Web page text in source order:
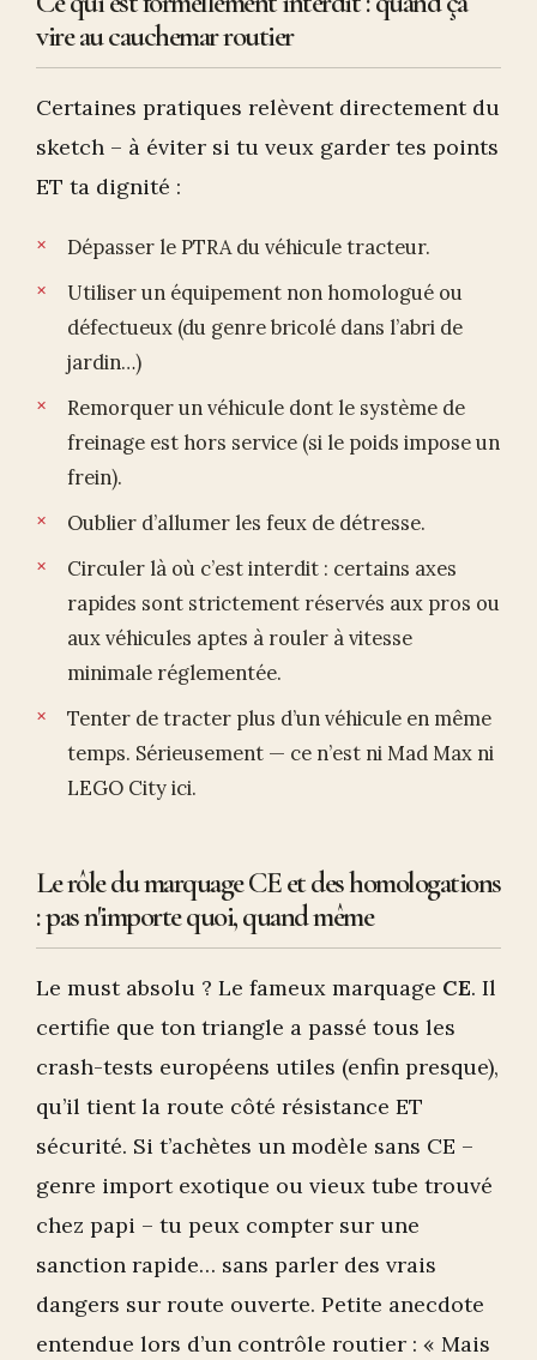
vire au cauchemar routier
Certaines pratiques relèvent directement du
sketch – à éviter si tu veux garder tes points
ET ta dignité :
Dépasser le PTRA du véhicule tracteur.
Utiliser un équipement non homologué ou
défectueux (du genre bricolé dans l’abri de
jardin…)
Remorquer un véhicule dont le système de
freinage est hors service (si le poids impose un
frein).
Oublier d’allumer les feux de détresse.
Circuler là où c’est interdit : certains axes
rapides sont strictement réservés aux pros ou
aux véhicules aptes à rouler à vitesse
minimale réglementée.
Tenter de tracter plus d’un véhicule en même
temps. Sérieusement — ce n’est ni Mad Max ni
LEGO City ici.
Le rôle du marquage CE et des homologations
: pas n'importe quoi, quand même
Le must absolu ? Le fameux marquage CE. Il
certifie que ton triangle a passé tous les
crash-tests européens utiles (enfin presque),
qu’il tient la route côté résistance ET
sécurité. Si t’achètes un modèle sans CE –
genre import exotique ou vieux tube trouvé
chez papi – tu peux compter sur une
sanction rapide… sans parler des vrais
dangers sur route ouverte. Petite anecdote
entendue lors d’un contrôle routier : « Mais